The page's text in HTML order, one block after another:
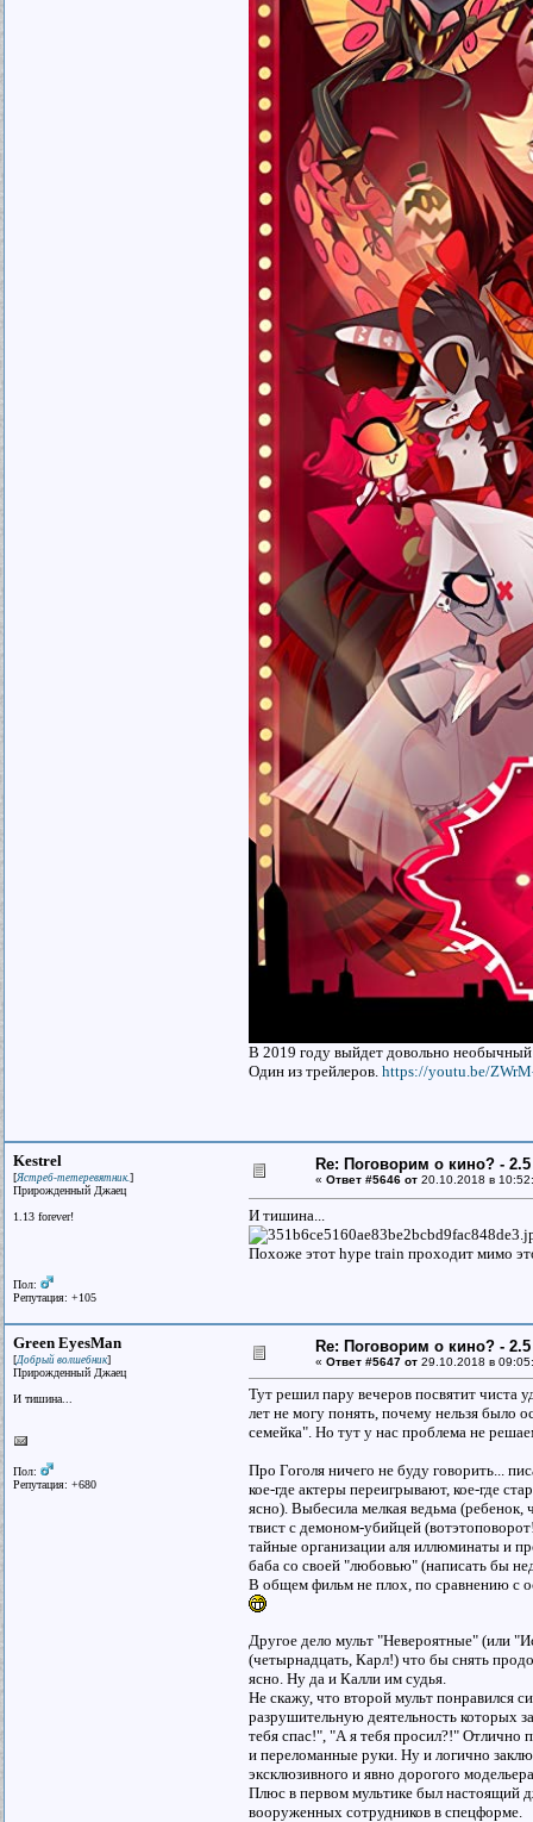
В 2019 году выйдет довольно
Один из трейлеров. https://youtu.be/
Kestrel
[Ястреб-тетеревятник.]
Прирожденный Джаец
1.13 forever!
Пол:
Репутация: +105
Re: Поговорим о кино? - 2.5
« Ответ #5646 от 20.10.2018 в
И тишина...
Похоже этот hype train проходит мимо
Green EyesMan
[Добрый волшебник]
Прирожденный Джаец
И тишина...
Пол:
Репутация: +680
Re: Поговорим о кино? - 2.5
« Ответ #5647 от 29.10.2018 в
Тут решил пару вечеров посвятит чиста
лет не могу понять, почему нельзя было
семейка". Но тут у нас проблема не
Про Гоголя ничего не буду говорить...
кое-где актеры переигрывают, кое-где
ясно). Выбесила мелкая ведьма (ребенок,
твист с демоном-убийцей
тайные организации аля иллюминаты и
баба со своей "любовью" (написать бы
В общем фильм не плох, по сравнению с
Другое дело мульт "Невероятные" (или
(четырнадцать, Карл!) что бы снять
ясно. Ну да и Калли им судья.
Не скажу, что второй мульт понравился
разрушительную деятельность которых
тебя спас!", "А я тебя просил?!" Отлично
и переломанные руки. Ну и логично
эксклюзивного и явно дорогого
Плюс в первом мультике был настоящий
вооруженных сотрудников в спецформе.